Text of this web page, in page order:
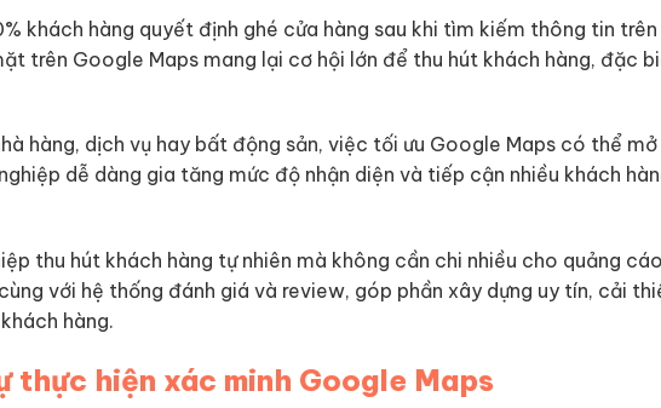
khách hàng quyết định ghé cửa hàng sau khi tìm kiếm thông tin
trên Google Maps mang lại cơ hội lớn để thu hút khách hàng, đặc
hàng, dịch vụ hay bất động sản, việc tối ưu Google Maps có thể
dễ dàng gia tăng mức độ nhận diện và tiếp cận nhiều khách
thu hút khách hàng tự nhiên mà không cần chi nhiều cho quảng
với hệ thống đánh giá và review, góp phần xây dựng uy tín, cải
hàng.
thực hiện xác minh Google Maps